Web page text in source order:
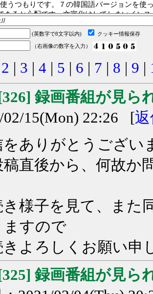
(英数字で8文字以内) クッキー情報保存
（右画像の数字を入力）
2 | 3 | 4 | 5 | 6 | 7 | 8 | 9 |
録画番組が見ら
02/15(Mon) 22:26 [
をありがとうござい
稿直後から、何故か
き様子を見て、また
ますので
きよろしくお願い申
録画番組が見ら